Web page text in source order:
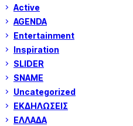
Active
AGENDA
Entertainment
Inspiration
SLIDER
SNAME
Uncategorized
ΕΚΔΗΛΩΣΕΙΣ
ΕΛΛΑΔΑ